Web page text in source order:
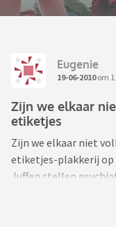
Eugenie
19-06-2010om
Zijn we elkaar
etiketjes
Zijn we elkaar niet
etiketjes-plakkerij op
Juffen stellen
GGZ aflopen tot
hand is en als de